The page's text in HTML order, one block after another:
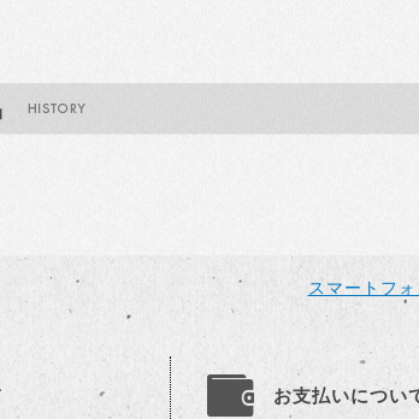
スマートフォ
お支払いについ